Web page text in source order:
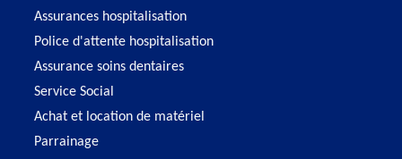
Assurances hospitalisation
Police d'attente hospitalisation
Assurance soins dentaires
Service Social
Achat et location de matériel
Parrainage